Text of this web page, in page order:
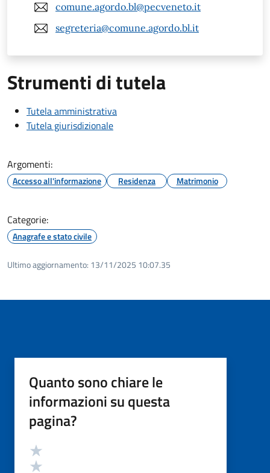
comune.agordo.bl@pecveneto.it
segreteria@comune.agordo.bl.it
Strumenti di tutela
Tutela amministrativa
Tutela giurisdizionale
Argomenti:
Accesso all'informazione Residenza Matrimonio
Categorie:
Anagrafe e stato civile
Ultimo aggiornamento: 13/11/2025 10:07.35
Quanto sono chiare le
informazioni su questa
pagina?
Valutazione